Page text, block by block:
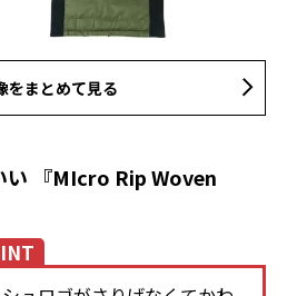
をまとめて見る
い 『MIcro Rip Woven